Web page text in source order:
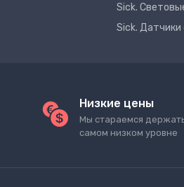
Sick.
Sick. Датчики
Низкие цены
Мы стараемся
самом низком уровне